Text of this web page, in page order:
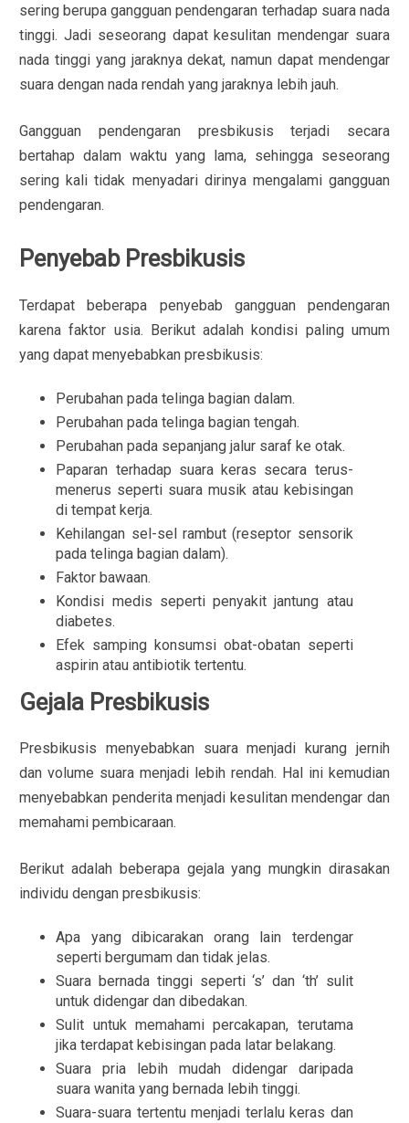
sering berupa gangguan pendengaran terhadap suara nada
tinggi. Jadi seseorang dapat kesulitan mendengar suara
nada tinggi yang jaraknya dekat, namun dapat mendengar
suara dengan nada rendah yang jaraknya lebih jauh.
Gangguan pendengaran presbikusis terjadi secara
bertahap dalam waktu yang lama, sehingga seseorang
sering kali tidak menyadari dirinya mengalami gangguan
pendengaran.
Penyebab Presbikusis
Terdapat beberapa penyebab gangguan pendengaran
karena faktor usia. Berikut adalah kondisi paling umum
yang dapat menyebabkan presbikusis:
Perubahan pada telinga bagian dalam.
Perubahan pada telinga bagian tengah.
Perubahan pada sepanjang jalur saraf ke otak.
Paparan terhadap suara keras secara terus-
menerus seperti suara musik atau kebisingan
di tempat kerja.
Kehilangan sel-sel rambut (reseptor sensorik
pada telinga bagian dalam).
Faktor bawaan.
Kondisi medis seperti penyakit jantung atau
diabetes.
Efek samping konsumsi obat-obatan seperti
aspirin atau antibiotik tertentu.
Gejala Presbikusis
Presbikusis menyebabkan suara menjadi kurang jernih
dan volume suara menjadi lebih rendah. Hal ini kemudian
menyebabkan penderita menjadi kesulitan mendengar dan
memahami pembicaraan.
Berikut adalah beberapa gejala yang mungkin dirasakan
individu dengan presbikusis:
Apa yang dibicarakan orang lain terdengar
seperti bergumam dan tidak jelas.
Suara bernada tinggi seperti ‘s’ dan ‘th’ sulit
untuk didengar dan dibedakan.
Sulit untuk memahami percakapan, terutama
jika terdapat kebisingan pada latar belakang.
Suara pria lebih mudah didengar daripada
suara wanita yang bernada lebih tinggi.
Suara-suara tertentu menjadi terlalu keras dan